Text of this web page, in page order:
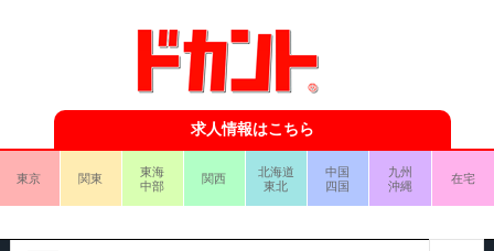
求人情報はこちら
東京 関東
東海
中部
関西
北海道
東北
中国
四国
九州
沖縄
在宅